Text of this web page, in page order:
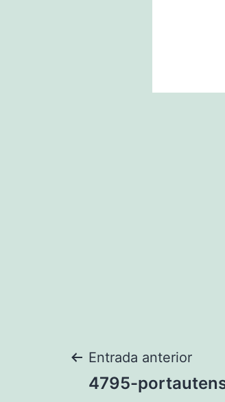
Entrada anterior
4795-